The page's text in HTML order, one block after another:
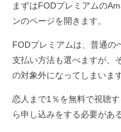
まずはFODプレミアムの
ンのページを開きます。
FODプレミアムは、普通の
支払い方法も選べますが、
の対象外になってしまいます
恋人まで1％を無料で視聴
ら申し込みをする必要があ